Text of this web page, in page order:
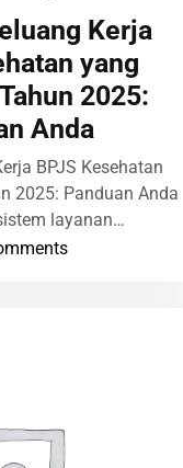
Kerja
yang
2025:
Anda
BPJS Kesehatan
2025: Panduan Anda
layanan…